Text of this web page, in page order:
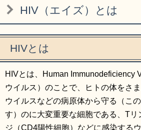
RSS プラ
サイトについて
閉じる
HIV（エイズ）とは
HIVとは
HIVとは、Human Immunodeficiency
ウイルス）のことで、ヒトの体をさ
ウイルスなどの病原体から守る（この
す）のに大変重要な細胞である、Tリ
ジ（CD4陽性細胞）などに感染する